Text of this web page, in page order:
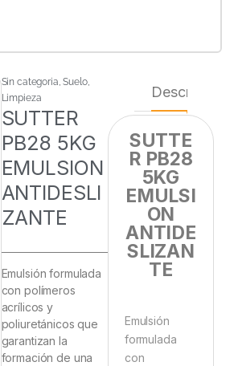
Sin categoria ,Suelo,
Limpieza
SUTTER
PB28 5KG
EMULSION
ANTIDESLI
ZANTE
Emulsión formulada
con polímeros
acrílicos y
poliuretánicos que
garantizan la
formación de una
Descripción
SUTTE
R PB28
5KG
EMULSI
ON
ANTIDE
SLIZAN
TE
Emulsión
formulada
con